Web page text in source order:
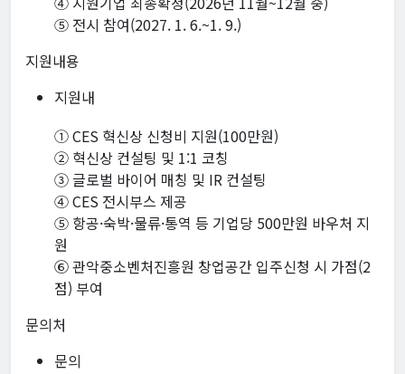
⑤ 전시 참여(2027. 1. 6.~1. 9.)
지원내용
지원내
① CES 혁신상 신청비 지원(100만원)
② 혁신상 컨설팅 및 1:1 코칭
③ 글로벌 바이어 매칭 및 IR 컨설팅
④ CES 전시부스 제공
⑤ 항공·숙박·물류·통역 등 기업당 500만원 바우처 지
원
⑥ 관악중소벤처진흥원 창업공간 입주신청 시 가점(2
점) 부여
문의처
문의